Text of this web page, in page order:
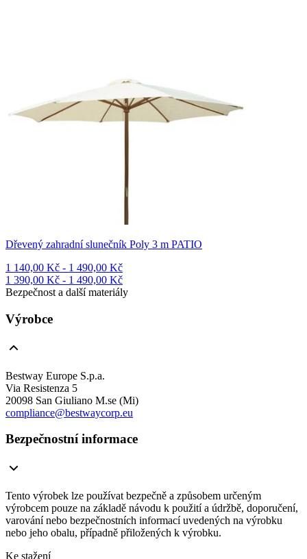
Dřevený zahradní slunečník Poly 3 m PATIO
1 140,00 Kč - 1 490,00 Kč
1 390,00 Kč - 1 490,00 Kč
Bezpečnost a další materiály
Výrobce
Bestway Europe S.p.a.
Via Resistenza 5
20098 San Giuliano M.se (Mi)
compliance@bestwaycorp.eu
Bezpečnostní informace
Tento výrobek lze používat bezpečně a způsobem určeným
výrobcem pouze na základě návodu k použití a údržbě, doporučení,
varování nebo bezpečnostních informací uvedených na výrobku
nebo jeho obalu, případně přiložených k výrobku.
Ke stažení